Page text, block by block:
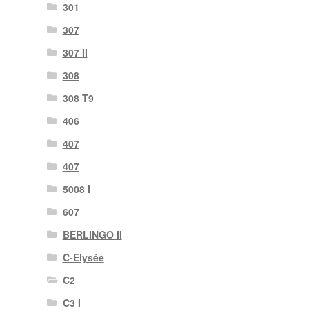
301
307
307 II
308
308 T9
406
407
407
5008 I
607
BERLINGO II
C-Elysée
C2
C3 I